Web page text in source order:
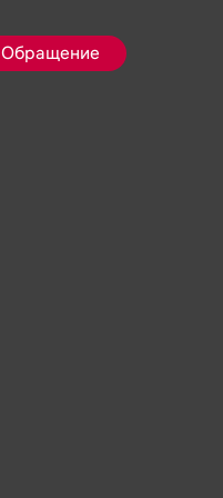
Обращение